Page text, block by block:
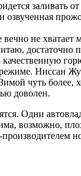
не хватает
Ниссан
чуть
доволен.
Одни
возможно,
производителем